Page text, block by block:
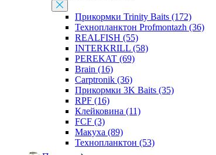
Прикормки Trinity Baits (172)
Технопланктон Profmontazh (36)
REALFISH (55)
INTERKRILL (58)
PEREKAT (69)
Brain (16)
Carptronik (36)
Прикормки 3K Baits (35)
RPF (16)
Клейковина (11)
FCF (3)
Макуха (89)
Технопланктон (53)